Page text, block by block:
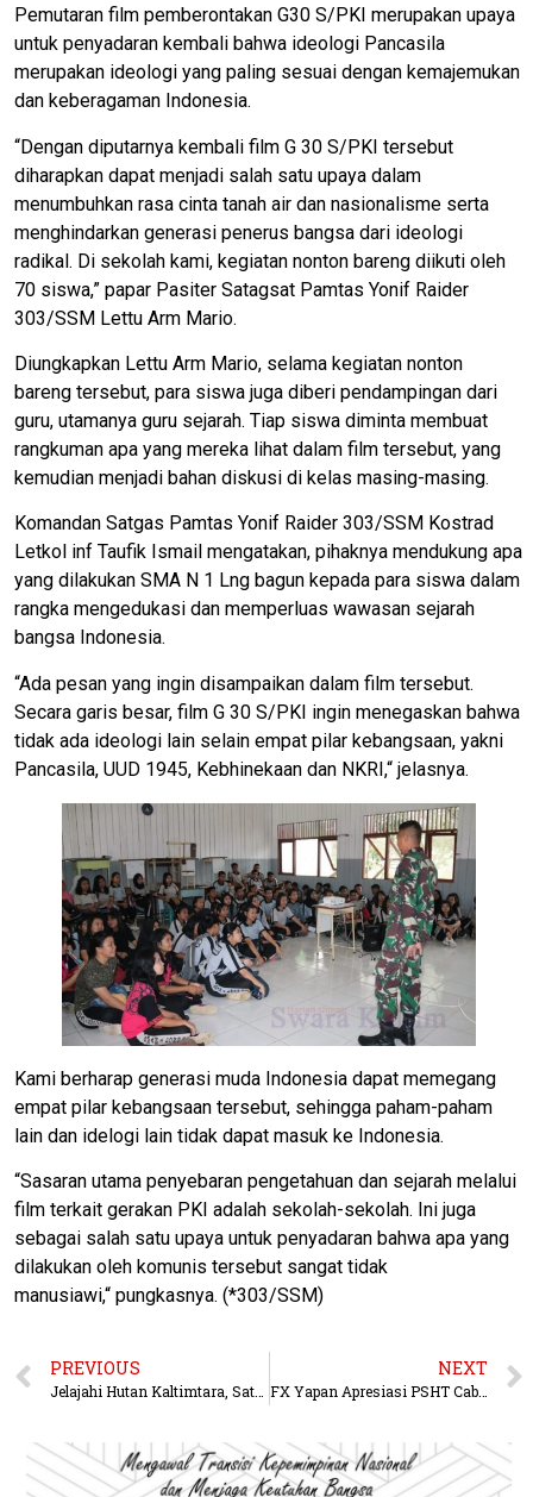
Pemutaran film pemberontakan G30 S/PKI merupakan upaya
untuk penyadaran kembali bahwa ideologi Pancasila
merupakan ideologi yang paling sesuai dengan kemajemukan
dan keberagaman Indonesia.
“Dengan diputarnya kembali film G 30 S/PKI tersebut
diharapkan dapat menjadi salah satu upaya dalam
menumbuhkan rasa cinta tanah air dan nasionalisme serta
menghindarkan generasi penerus bangsa dari ideologi
radikal. Di sekolah kami, kegiatan nonton bareng diikuti oleh
70 siswa,” papar Pasiter Satagsat Pamtas Yonif Raider
303/SSM Lettu Arm Mario.
Diungkapkan Lettu Arm Mario, selama kegiatan nonton
bareng tersebut, para siswa juga diberi pendampingan dari
guru, utamanya guru sejarah. Tiap siswa diminta membuat
rangkuman apa yang mereka lihat dalam film tersebut, yang
kemudian menjadi bahan diskusi di kelas masing-masing.
Komandan Satgas Pamtas Yonif Raider 303/SSM Kostrad
Letkol inf Taufik Ismail mengatakan, pihaknya mendukung apa
yang dilakukan SMA N 1 Lng bagun kepada para siswa dalam
rangka mengedukasi dan memperluas wawasan sejarah
bangsa Indonesia.
“Ada pesan yang ingin disampaikan dalam film tersebut.
Secara garis besar, film G 30 S/PKI ingin menegaskan bahwa
tidak ada ideologi lain selain empat pilar kebangsaan, yakni
Pancasila, UUD 1945, Kebhinekaan dan NKRI,“ jelasnya.
Kami berharap generasi muda Indonesia dapat memegang
empat pilar kebangsaan tersebut, sehingga paham-paham
lain dan idelogi lain tidak dapat masuk ke Indonesia.
“Sasaran utama penyebaran pengetahuan dan sejarah melalui
film terkait gerakan PKI adalah sekolah-sekolah. Ini juga
sebagai salah satu upaya untuk penyadaran bahwa apa yang
dilakukan oleh komunis tersebut sangat tidak
manusiawi,“ pungkasnya. (*303/SSM)
PREVIOUS NEXT
FX Yapan Apresiasi PSHT Cabang Kubar Berkembang Pesat